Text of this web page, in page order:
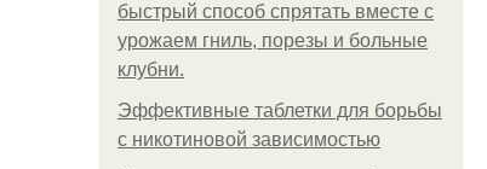
быстрый способ спрятать вместе с
урожаем гниль, порезы и больные
клубни.
Эффективные таблетки для борьбы
с никотиновой зависимостью